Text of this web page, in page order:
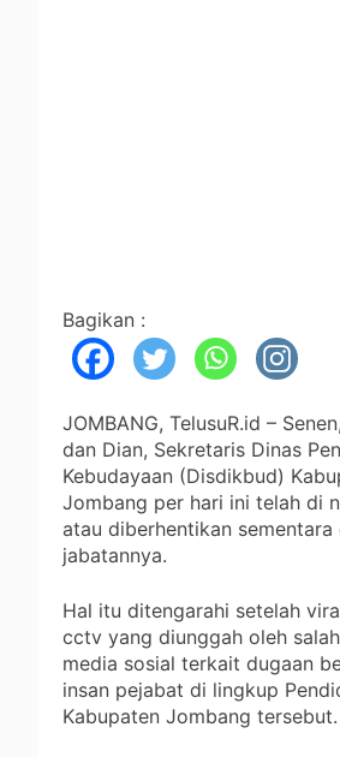
Bagikan :
JOMBANG, TelusuR.id –
dan Dian, Sekretaris Dinas
Kebudayaan (Disdikbud)
Jombang per hari ini telah di
atau diberhentikan sementara
jabatannya.
Hal itu ditengarahi setelah
cctv yang diunggah oleh
media sosial terkait dugaan
insan pejabat di lingkup
Kabupaten Jombang tersebut.